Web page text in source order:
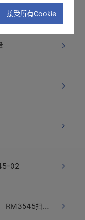
量 4探针法
02
扫描单元
接受所有Cookie